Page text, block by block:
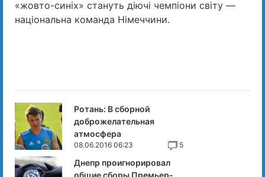
«жовто-синіх» стануть діючі чемпіони світу —
національна команда Німеччини.
Ротань: В сборной
доброжелательная
атмосфера
08.06.2016 06:23 5
Днепр проигнорировал
общие сборы Премьер-